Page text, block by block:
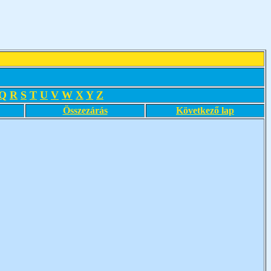
R S T U V W X Y Z
Összezárás Következő lap